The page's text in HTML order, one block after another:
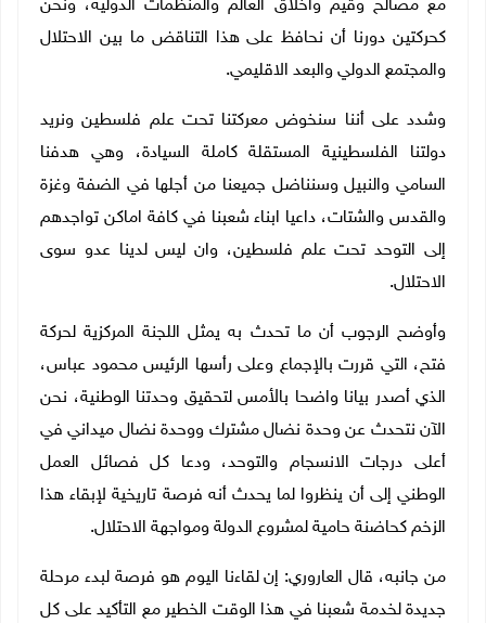
مع مصالح وقيم واخلاق العالم والمنظمات الدولية، ونحن
كحركتين دورنا أن نحافظ على هذا التناقض ما بين الاحتلال
والمجتمع الدولي والبعد الاقليمي.
وشدد على أننا سنخوض معركتنا تحت علم فلسطين ونريد
دولتنا الفلسطينية المستقلة كاملة السيادة، وهي هدفنا
السامي والنبيل وسنناضل جميعنا من أجلها في الضفة وغزة
والقدس والشتات، داعيا ابناء شعبنا في كافة اماكن تواجدهم
إلى التوحد تحت علم فلسطين، وان ليس لدينا عدو سوى
الاحتلال.
وأوضح الرجوب أن ما تحدث به يمثل اللجنة المركزية لحركة
فتح، التي قررت بالإجماع وعلى رأسها الرئيس محمود عباس،
الذي أصدر بيانا واضحا بالأمس لتحقيق وحدتنا الوطنية، نحن
الآن نتحدث عن وحدة نضال مشترك ووحدة نضال ميداني في
أعلى درجات الانسجام والتوحد، ودعا كل فصائل العمل
الوطني إلى أن ينظروا لما يحدث أنه فرصة تاريخية لإبقاء هذا
الزخم كحاضنة حامية لمشروع الدولة ومواجهة الاحتلال.
من جانبه، قال العاروري: إن لقاءنا اليوم هو فرصة لبدء مرحلة
جديدة لخدمة شعبنا في هذا الوقت الخطير مع التأكيد على كل